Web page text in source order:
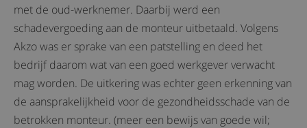
met de oud-werknemer. Daarbij werd een
schadevergoeding aan de monteur uitbetaald. Volgens
Akzo was er sprake van een patstelling en deed het
bedrijf daarom wat van een goed werkgever verwacht
mag worden. De uitkering was echter geen erkenning van
de aansprakelijkheid voor de gezondheidsschade van de
betrokken monteur. (meer een bewijs van goede wil;